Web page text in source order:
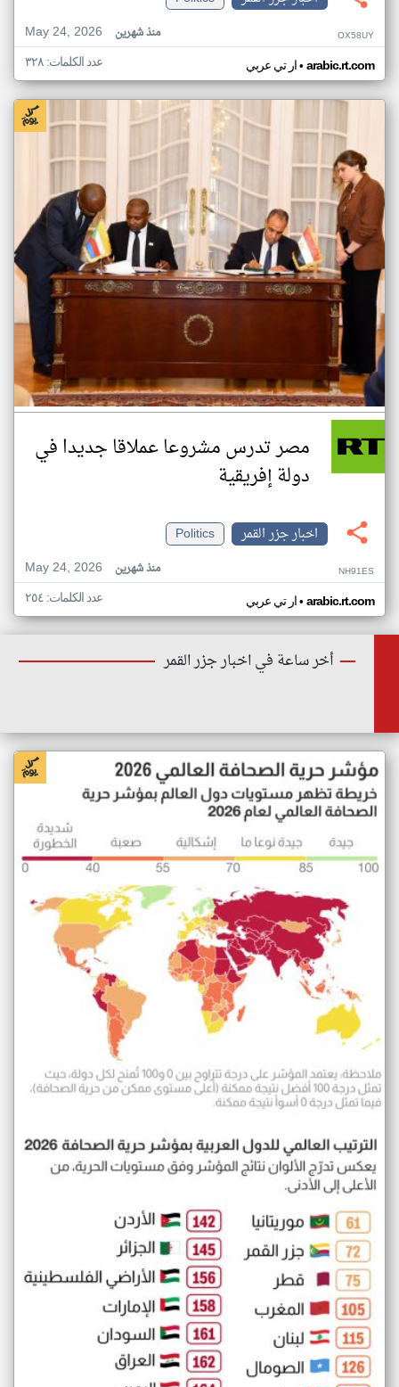
May 24, 2026
منذ شهرين OX58UY
ار تي عربي• arabic.rt.com عدد الكلمات: ٣٢٨
مصر تدرس مشروعا عملاقا جديدا في
دولة إفريقية
اخبار جزر القمر
Politics
May 24, 2026
منذ شهرين NH91ES
ار تي عربي• arabic.rt.com عدد الكلمات: ٢٥٤
أخر ساعة في اخبار جزر القمر